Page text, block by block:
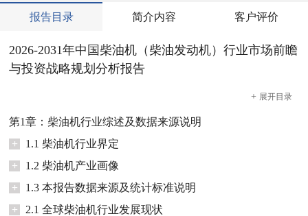
报告目录 简介内容 客户评价
2026-2031年中国柴油机（柴油发动机）行业市场前瞻
与投资战略规划分析报告
+ 展开目录
第1章：柴油机行业综述及数据来源说明
+
1.1 柴油机行业界定
+
1.2 柴油机产业画像
+
1.3 本报告数据来源及统计标准说明
+
2.1 全球柴油机行业发展现状